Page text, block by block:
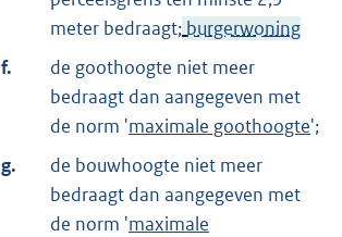
meter bedraagt; burgerwoning
f.
de goothoogte niet meer
bedraagt dan aangegeven met
de norm 'maximale goothoogte';
g.
de bouwhoogte niet meer
bedraagt dan aangegeven met
de norm 'maximale